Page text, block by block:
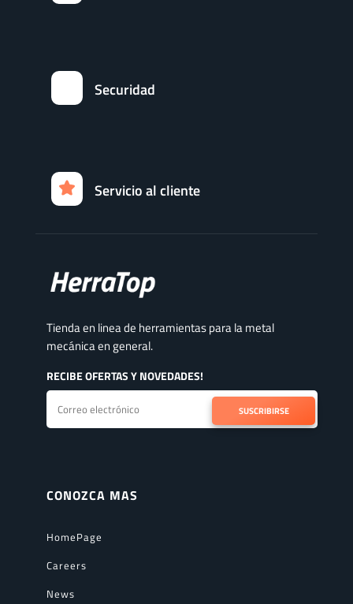
Securidad
Servicio al cliente
Tienda en linea de herramientas para la metal
mecánica en general.
RECIBE OFERTAS Y NOVEDADES!
SUSCRIBIRSE
CONOZCA MAS
HomePage
Careers
News